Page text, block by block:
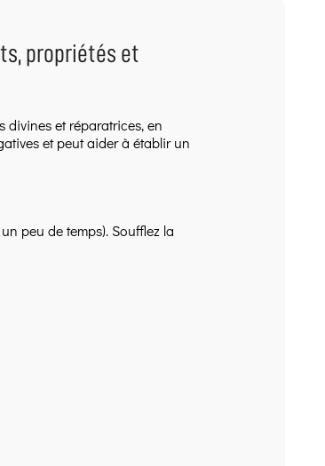
propriétés et
divines et réparatrices, en
et peut aider à établir un
peu de temps). Soufflez la